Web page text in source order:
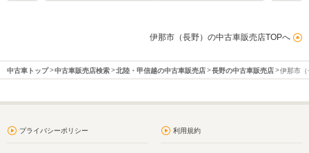
伊那市（長野）の中古車販売店TOPへ
中古車トップ 中古車販売店検索 北陸・甲信越の中古車販売店 長野の中古車販売店 伊那市
プライバシーポリシー 利用規約